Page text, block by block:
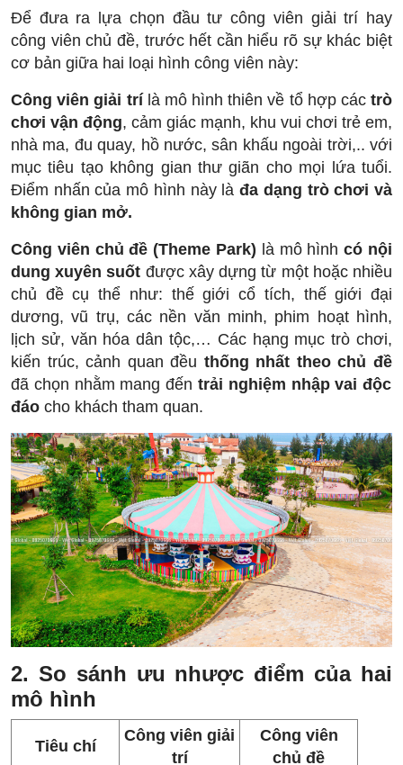
Để đưa ra lựa chọn đầu tư công viên giải trí hay
công viên chủ đề, trước hết cần hiểu rõ sự khác biệt
cơ bản giữa hai loại hình công viên này:
Công viên giải trí là mô hình thiên về tổ hợp cáctrò
chơi vận động, cảm giác mạnh, khu vui chơi trẻ em,
nhà ma, đu quay, hồ nước, sân khấu ngoài trời,.. với
mục tiêu tạo không gian thư giãn cho mọi lứa tuổi.
Điểm nhấn của mô hình này làđa dạng trò chơi và
không gian mở.
Công viên chủ đề (Theme Park) là mô hìnhcó nội
dung xuyên suốt được xây dựng từ một hoặc nhiều
chủ đề cụ thể như: thế giới cổ tích, thế giới đại
dương, vũ trụ, các nền văn minh, phim hoạt hình,
lịch sử, văn hóa dân tộc,… Các hạng mục trò chơi,
kiến trúc, cảnh quan đều thống nhất theo chủ đề
đã chọn nhằm mang đến trải nghiệm nhập vai độc
đáo cho khách tham quan.
2. So sánh ưu nhược điểm của hai
mô hình
Tiêu chí
Công viên giải
trí
Công viên
chủ đề